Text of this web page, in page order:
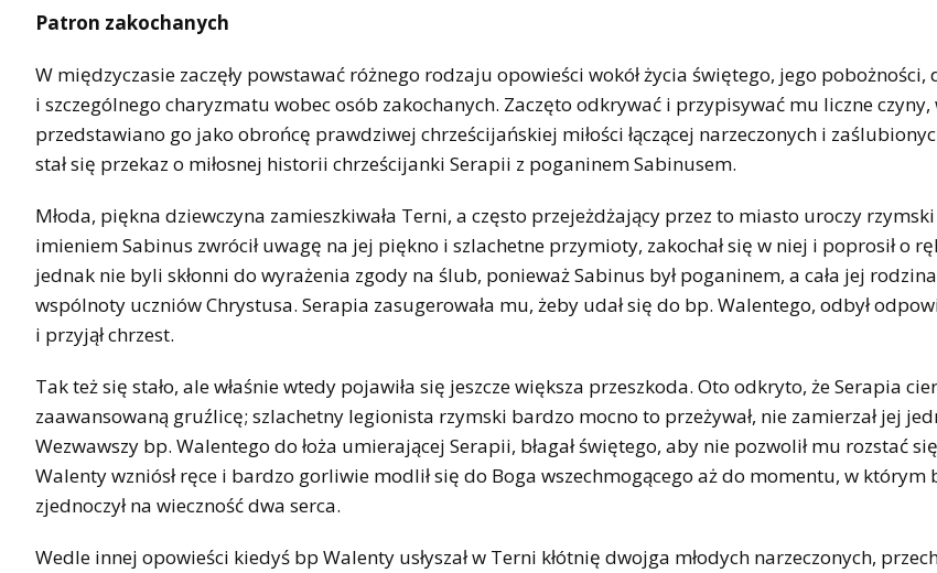
Patron zakochanych
W międzyczasie zaczęły powstawać różnego rodzaju opowieści wokół życia świętego, jego pobożności,
i szczególnego charyzmatu wobec osób zakochanych. Zaczęto odkrywać i przypisywać mu liczne
przedstawiano go jako obrońcę prawdziwej chrześcijańskiej miłości łączącej narzeczonych i
stał się przekaz o miłosnej historii chrześcijanki Serapii z poganinem Sabinusem.
Młoda, piękna dziewczyna zamieszkiwała Terni, a często przejeżdżający przez to miasto uroczy
imieniem Sabinus zwrócił uwagę na jej piękno i szlachetne przymioty, zakochał się w niej i poprosił o
jednak nie byli skłonni do wyrażenia zgody na ślub, ponieważ Sabinus był poganinem, a cała jej
wspólnoty uczniów Chrystusa. Serapia zasugerowała mu, żeby udał się do bp. Walentego, odbył
i przyjął chrzest.
Tak też się stało, ale właśnie wtedy pojawiła się jeszcze większa przeszkoda. Oto odkryto, że Serapia
zaawansowaną gruźlicę; szlachetny legionista rzymski bardzo mocno to przeżywał, nie zamierzał jej
Wezwawszy bp. Walentego do łoża umierającej Serapii, błagał świętego, aby nie pozwolił mu rozstać
Walenty wzniósł ręce i bardzo gorliwie modlił się do Boga wszechmogącego aż do momentu, w którym
zjednoczył na wieczność dwa serca.
Wedle innej opowieści kiedyś bp Walenty usłyszał w Terni kłótnię dwojga młodych narzeczonych,